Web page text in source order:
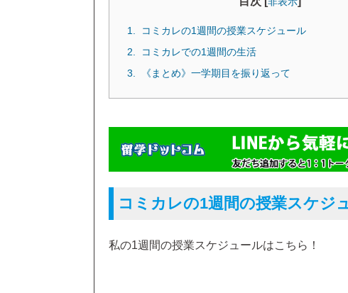
コミカレの1週間の授業スケジュール
コミカレでの1週間の生活
《まとめ》一学期目を振り返って
コミカレの1週間の授業スケジ
私の1週間の授業スケジュールはこちら！